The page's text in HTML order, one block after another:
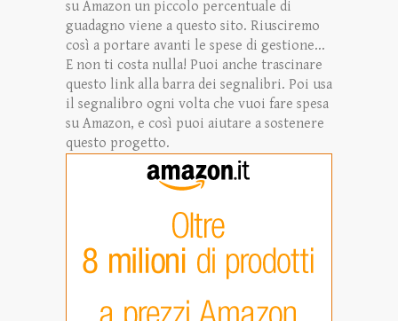
su Amazon un piccolo percentuale di
guadagno viene a questo sito. Riusciremo
così a portare avanti le spese di gestione...
E non ti costa nulla! Puoi anche trascinare
questo link alla barra dei segnalibri. Poi usa
il segnalibro ogni volta che vuoi fare spesa
su Amazon, e così puoi aiutare a sostenere
questo progetto.